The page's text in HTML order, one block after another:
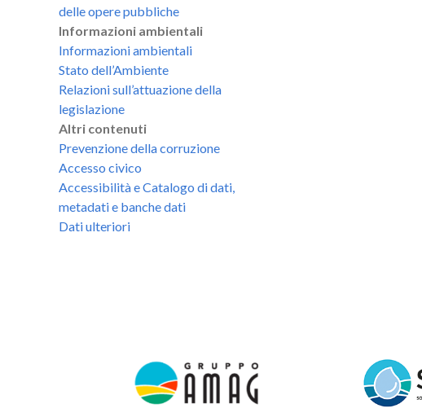
delle opere pubbliche
Informazioni ambientali
Informazioni ambientali
Stato dell’Ambiente
Relazioni sull’attuazione della
legislazione
Altri contenuti
Prevenzione della corruzione
Accesso civico
Accessibilità e Catalogo di dati,
metadati e banche dati
Dati ulteriori